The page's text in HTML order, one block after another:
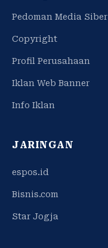
Pedoman Media Siber
Copyright
Profil Perusahaan
Iklan Web Banner
Info Iklan
JARINGAN
espos.id
Bisnis.com
Star Jogja